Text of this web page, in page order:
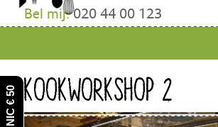
Bel mij:020 44 00 123
KOOKWORKSHOP 2